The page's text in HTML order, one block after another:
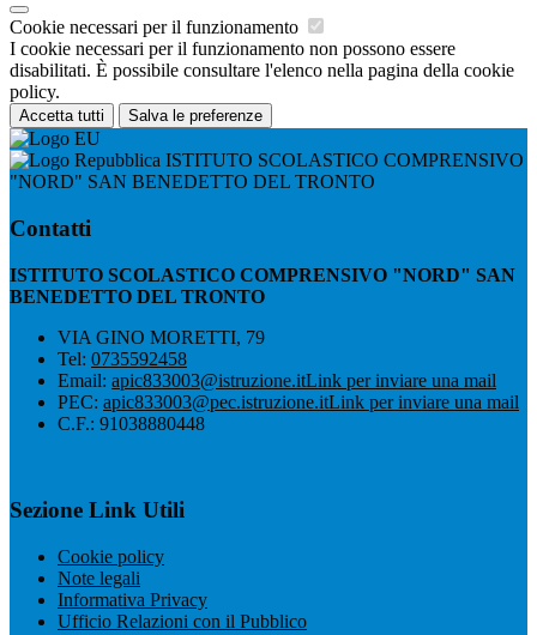
Cookie necessari per il funzionamento
I cookie necessari per il funzionamento non possono essere
disabilitati. È possibile consultare l'elenco nella pagina della cookie
policy.
Accetta tutti Salva le preferenze
ISTITUTO SCOLASTICO COMPRENSIVO
"NORD" SAN BENEDETTO DEL TRONTO
Contatti
ISTITUTO SCOLASTICO COMPRENSIVO "NORD" SAN
BENEDETTO DEL TRONTO
VIA GINO MORETTI, 79
Tel: 0735592458
Email: apic833003@istruzione.itLink per inviare una mail
PEC: apic833003@pec.istruzione.itLink per inviare una mail
C.F.: 91038880448
Sezione Link Utili
Cookie policy
Note legali
Informativa Privacy
Ufficio Relazioni con il Pubblico